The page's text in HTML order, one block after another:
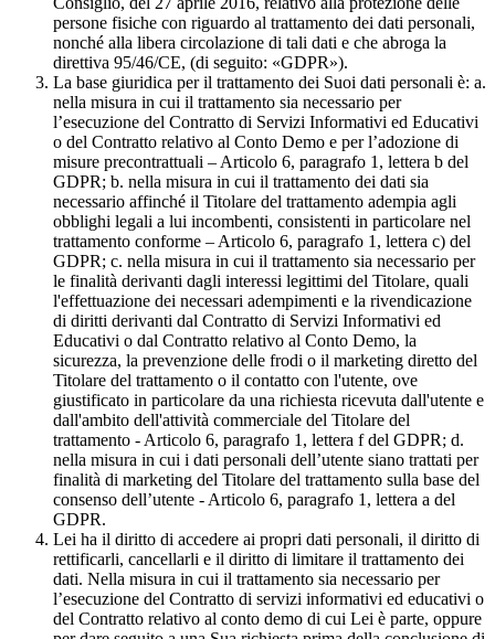
persone fisiche con riguardo al trattamento dei dati personali,
nonché alla libera circolazione di tali dati e che abroga la
direttiva 95/46/CE, (di seguito: «GDPR»).
La base giuridica per il trattamento dei Suoi dati personali è: a.
nella misura in cui il trattamento sia necessario per
l’esecuzione del Contratto di Servizi Informativi ed Educativi
o del Contratto relativo al Conto Demo e per l’adozione di
misure precontrattuali – Articolo 6, paragrafo 1, lettera b del
GDPR; b. nella misura in cui il trattamento dei dati sia
necessario affinché il Titolare del trattamento adempia agli
obblighi legali a lui incombenti, consistenti in particolare nel
trattamento conforme – Articolo 6, paragrafo 1, lettera c) del
GDPR; c. nella misura in cui il trattamento sia necessario per
le finalità derivanti dagli interessi legittimi del Titolare, quali
l'effettuazione dei necessari adempimenti e la rivendicazione
di diritti derivanti dal Contratto di Servizi Informativi ed
Educativi o dal Contratto relativo al Conto Demo, la
sicurezza, la prevenzione delle frodi o il marketing diretto del
Titolare del trattamento o il contatto con l'utente, ove
giustificato in particolare da una richiesta ricevuta dall'utente e
dall'ambito dell'attività commerciale del Titolare del
trattamento - Articolo 6, paragrafo 1, lettera f del GDPR; d.
nella misura in cui i dati personali dell’utente siano trattati per
finalità di marketing del Titolare del trattamento sulla base del
consenso dell’utente - Articolo 6, paragrafo 1, lettera a del
GDPR.
Lei ha il diritto di accedere ai propri dati personali, il diritto di
rettificarli, cancellarli e il diritto di limitare il trattamento dei
dati. Nella misura in cui il trattamento sia necessario per
l’esecuzione del Contratto di servizi informativi ed educativi o
del Contratto relativo al conto demo di cui Lei è parte, oppure